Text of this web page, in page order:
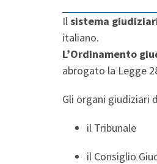
Ilsistema
italiano.
L’Ordinamento
abrogato la Legge
Gli organi giudiziari
il Tribunale
il Consiglio